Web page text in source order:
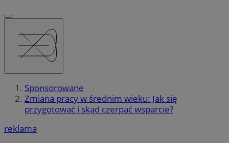
Sponsorowane
Zmiana pracy w średnim wieku: Jak się
przygotować i skąd czerpać wsparcie?
reklama